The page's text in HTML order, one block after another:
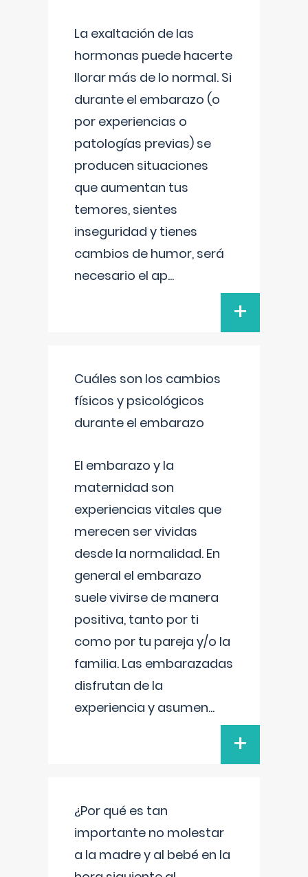
La exaltación de las
hormonas puede hacerte
llorar más de lo normal. Si
durante el embarazo (o
por experiencias o
patologías previas) se
producen situaciones
que aumentan tus
temores, sientes
inseguridad y tienes
cambios de humor, será
necesario el ap...
+
Cuáles son los cambios
físicos y psicológicos
durante el embarazo
El embarazo y la
maternidad son
experiencias vitales que
merecen ser vividas
desde la normalidad. En
general el embarazo
suele vivirse de manera
positiva, tanto por ti
como por tu pareja y/o la
familia. Las embarazadas
disfrutan de la
experiencia y asumen...
+
¿Por qué es tan
importante no molestar
a la madre y al bebé en la